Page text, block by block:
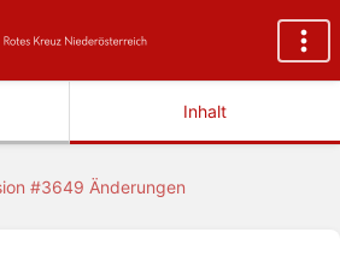
Inhalt
#3649 Änderungen